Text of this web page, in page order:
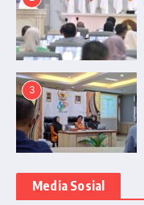
3
Media Sosial